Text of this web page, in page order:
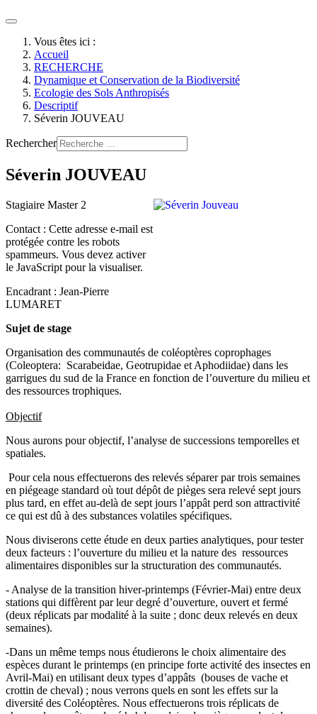
Vous êtes ici :
Accueil
RECHERCHE
Dynamique et Conservation de la Biodiversité
Ecologie des Sols Anthropisés
Descriptif
Séverin JOUVEAU
Rechercher
Séverin JOUVEAU
Stagiaire Master 2
Contact : Cette adresse e-mail est
protégée contre les robots
spammeurs. Vous devez activer
le JavaScript pour la visualiser.
Encadrant : Jean-Pierre
LUMARET
Sujet de stage
Organisation des communautés de coléoptères coprophages
(Coleoptera: Scarabeidae, Geotrupidae et Aphodiidae) dans les
garrigues du sud de la France en fonction de l’ouverture du milieu et
des ressources trophiques.
Objectif
Nous aurons pour objectif, l’analyse de successions temporelles et
spatiales.
Pour cela nous effectuerons des relevés séparer par trois semaines
en piégeage standard où tout dépôt de pièges sera relevé sept jours
plus tard, en effet au-delà de sept jours l’appât perd son attractivité
ce qui est dû à des substances volatiles spécifiques.
Nous diviserons cette étude en deux parties analytiques, pour tester
deux facteurs : l’ouverture du milieu et la nature des ressources
alimentaires disponibles sur la structuration des communautés.
- Analyse de la transition hiver-printemps (Février-Mai) entre deux
stations qui diffèrent par leur degré d’ouverture, ouvert et fermé
(deux réplicats par modalité à la suite ; donc deux relevés en deux
semaines).
-Dans un même temps nous étudierons le choix alimentaire des
espèces durant le printemps (en principe forte activité des insectes en
Avril-Mai) en utilisant deux types d’appâts (bouses de vache et
crottin de cheval) ; nous verrons quels en sont les effets sur la
diversité des Coléoptères. Nous effectuerons trois réplicats de